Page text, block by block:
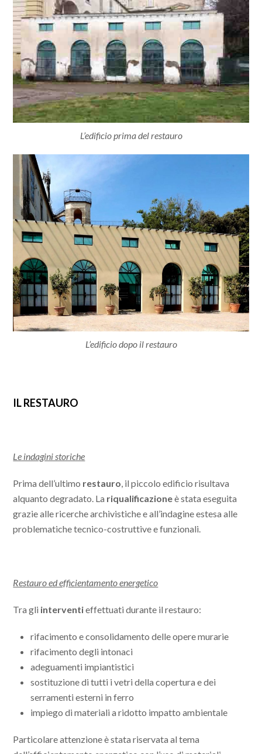
L’edificio prima del restauro
L’edificio dopo il restauro
IL RESTAURO
Le indagini storiche
Prima dell’ultimo restauro , il piccolo edificio risultava
alquanto degradato. La riqualificazioneè stata eseguita
grazie alle ricerche archivistiche e all’indagine estesa alle
problematiche tecnico-costruttive e funzionali.
Restauro ed efficientamento energetico
Tra gli interventieffettuati durante il restauro:
rifacimento e consolidamento delle opere murarie
rifacimento degli intonaci
adeguamenti impiantistici
sostituzione di tutti i vetri della copertura e dei
serramenti esterni in ferro
impiego di materiali a ridotto impatto ambientale
Particolare attenzione è stata riservata al tema